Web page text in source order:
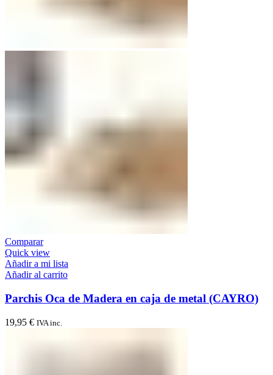
Comparar
Quick view
Añadir a mi lista
Añadir al carrito
Parchis Oca de Madera en caja de metal (CAYRO)
19,95 € IVA inc.